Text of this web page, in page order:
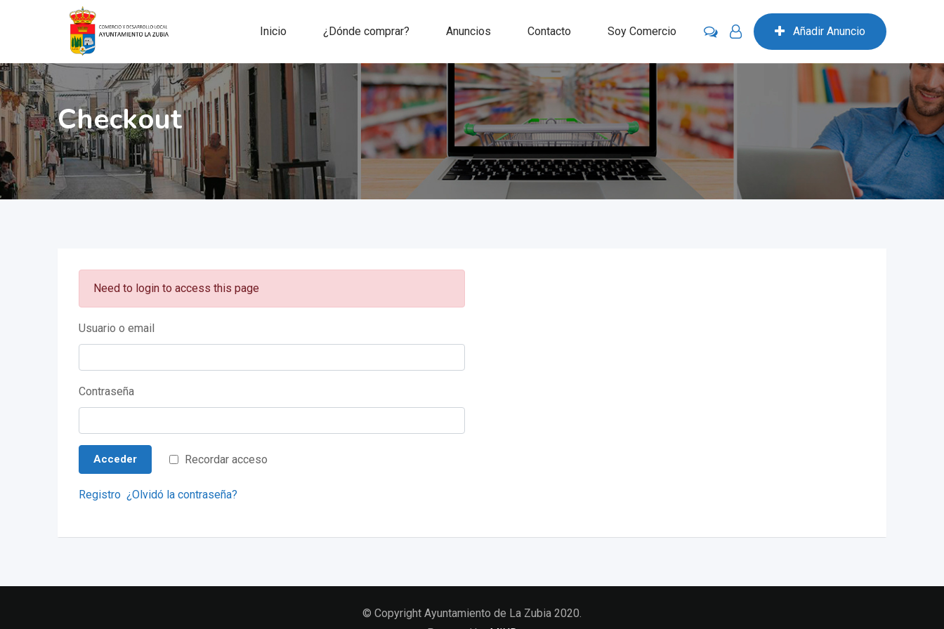
Añadir Anuncio
Inicio ¿Dónde comprar? Anuncios Contacto Soy Comercio
Checkout
Need to login to access this page
Usuario o email
Contraseña
Acceder Recordar acceso
Registro ¿Olvidó la contraseña?
© Copyright Ayuntamiento de La Zubia 2020.